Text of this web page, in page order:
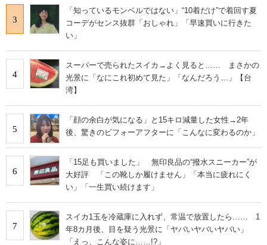
3
「知っているモンベルではない」“10着だけ”で着回す夏
コーデがセンス抜群「おしゃれ」「早速買いに行きた
い」
4
スーパーで売られたスイカ→よく見ると…… まさかの
光景に「なにこれ初めて見た」「なんだろう…」【台
湾】
5
「顔の余白が気になる」と15キロ減量した女性→2年
後、驚きのビフォーアフターに「こんなに変わるのか」
6
「15足も買いました」 無印良品の“撥水スニーカー”が
大好評 「この靴しか履けません」「本当に疲れにく
い」「一生買い続けます」
7
スイカ1玉を冷蔵庫に入れず、常温で放置したら…… 1
年8カ月後、目を疑う光景に「ヤバいヤバいヤバい」
「えっ、こんな姿に……!?」